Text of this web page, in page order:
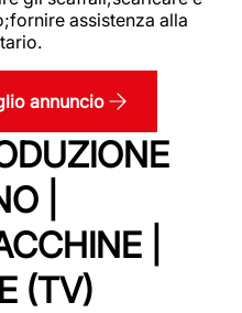
assistenza alla
annuncio
|
|
(TV)